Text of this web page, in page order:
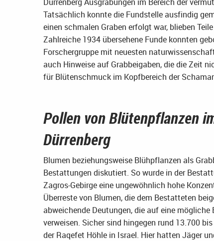
Tatsächlich konnte die Fundstelle ausfindig
einen schmalen Graben erfolgt war, blieben
Zahlreiche 1934 übersehene Funde konnten
Forschergruppe mit neuesten
auch Hinweise auf Grabbeigaben, die die Zeit
für Blütenschmuck im Kopfbereich der
Pollen von Blütenpflanzen
Dürrenberg
Blumen beziehungsweise Blühpflanzen als
Bestattungen diskutiert. So wurde in der
Zagros-Gebirge eine ungewöhnlich hohe
Überreste von Blumen, die dem Bestatteten
abweichende Deutungen, die auf eine
verweisen. Sicher sind hingegen rund 13.700
der Raqefet Höhle in Israel. Hier hatten Jäger